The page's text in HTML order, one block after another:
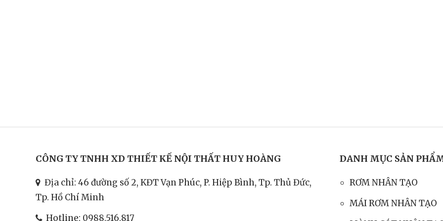
CÔNG TY TNHH XD THIẾT KẾ NỘI THẤT HUY HOÀNG
Địa chỉ: 46 đường số 2, KĐT Vạn Phúc, P. Hiệp Bình, Tp. Thủ Đức,
Tp. Hồ Chí Minh
Hotline: 0988.516.817
DANH MỤC SẢN
RƠM NHÂN TẠO
MÁI RƠM NHÂN TẠO